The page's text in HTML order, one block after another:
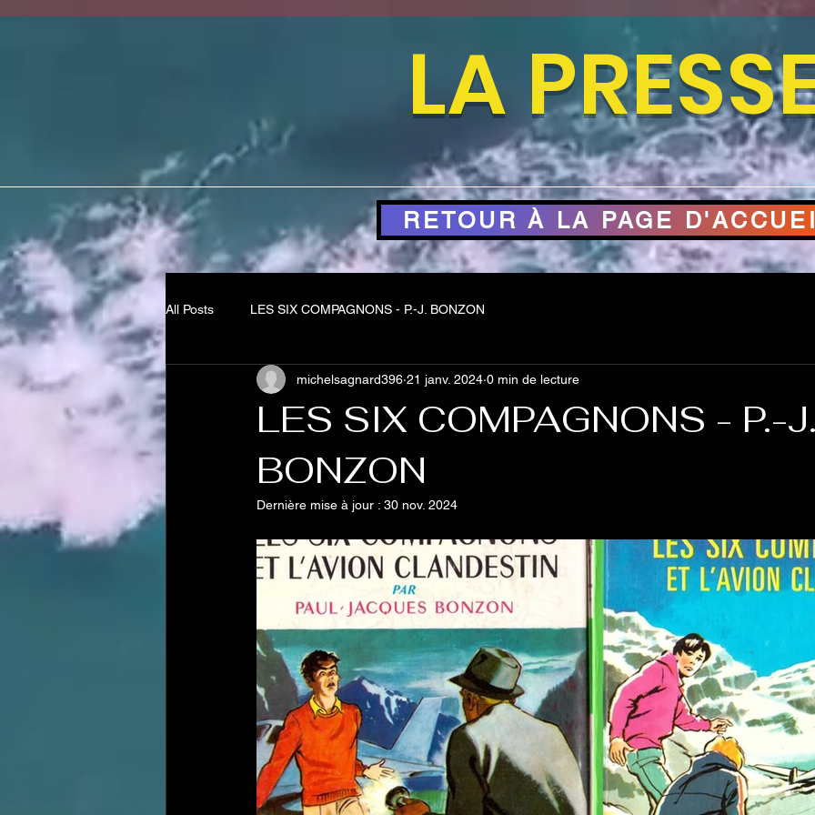
LA
RETOUR À LA PAGE
All Posts LES SIX COMPAGNONS - P.-J. BONZON
LES SIX COMPAGNONS - P.-
BONZON
michelsagnard396 21 janv. 2024 0 min de lecture
Dernière mise à jour : 30 nov. 2024